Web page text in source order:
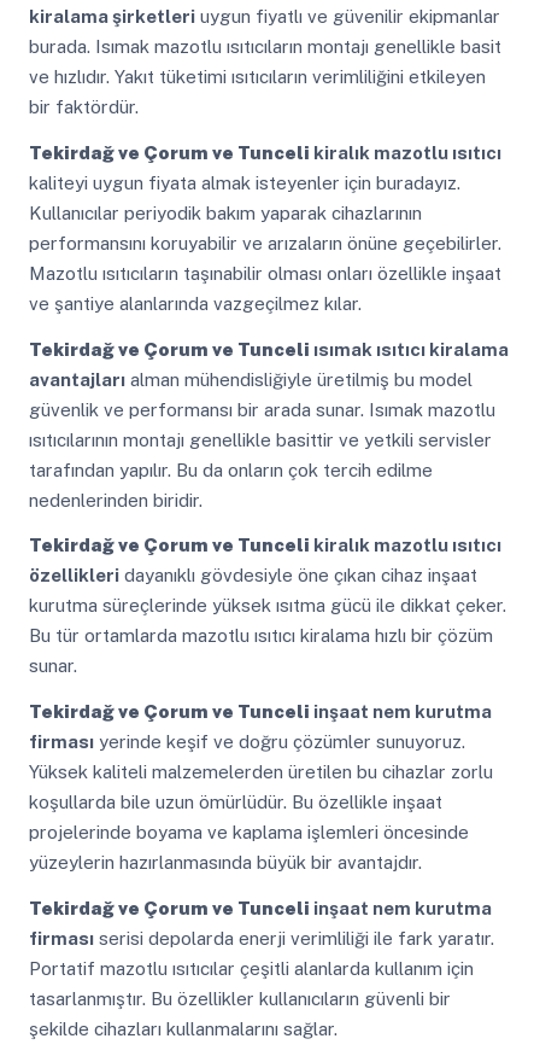
kiralama şirketleriuygun fiyatlı ve güvenilir ekipmanlar
burada. Isımak mazotlu ısıtıcıların montajı genellikle basit
ve hızlıdır. Yakıt tüketimi ısıtıcıların verimliliğini etkileyen
bir faktördür.
Tekirdağ ve Çorum ve Tunceli kiralık mazotlu ısıtıcı
kaliteyi uygun fiyata almak isteyenler için buradayız.
Kullanıcılar periyodik bakım yaparak cihazlarının
performansını koruyabilir ve arızaların önüne geçebilirler.
Mazotlu ısıtıcıların taşınabilir olması onları özellikle inşaat
ve şantiye alanlarında vazgeçilmez kılar.
Tekirdağ ve Çorum ve Tunceli ısımak ısıtıcı kiralama
avantajlarıalman mühendisliğiyle üretilmiş bu model
güvenlik ve performansı bir arada sunar. Isımak mazotlu
ısıtıcılarının montajı genellikle basittir ve yetkili servisler
tarafından yapılır. Bu da onların çok tercih edilme
nedenlerinden biridir.
Tekirdağ ve Çorum ve Tunceli kiralık mazotlu ısıtıcı
özellikleridayanıklı gövdesiyle öne çıkan cihaz inşaat
kurutma süreçlerinde yüksek ısıtma gücü ile dikkat çeker.
Bu tür ortamlarda mazotlu ısıtıcı kiralama hızlı bir çözüm
sunar.
Tekirdağ ve Çorum ve Tunceli inşaat nem kurutma
firmasıyerinde keşif ve doğru çözümler sunuyoruz.
Yüksek kaliteli malzemelerden üretilen bu cihazlar zorlu
koşullarda bile uzun ömürlüdür. Bu özellikle inşaat
projelerinde boyama ve kaplama işlemleri öncesinde
yüzeylerin hazırlanmasında büyük bir avantajdır.
Tekirdağ ve Çorum ve Tunceli inşaat nem kurutma
firmasıserisi depolarda enerji verimliliği ile fark yaratır.
Portatif mazotlu ısıtıcılar çeşitli alanlarda kullanım için
tasarlanmıştır. Bu özellikler kullanıcıların güvenli bir
şekilde cihazları kullanmalarını sağlar.